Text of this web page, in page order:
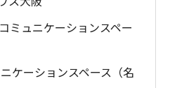
ミュニケーションスペー
ケーションスペース（名